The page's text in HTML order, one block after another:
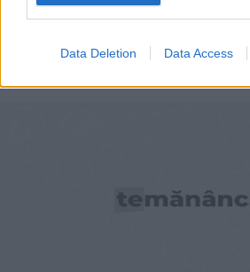
Data Deletion Data Access
DULCIURI ȘI PRĂJITURI